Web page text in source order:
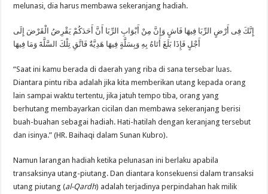
melunasi, dia harus membawa sekeranjang hadiah.
إِنَّكَ فِى أَرْضٍ الرِّبَا فِيهَا فَاشٍ وَإِنَّ مِنْ أَبْوَابِ الرِّبَا أَنَّ أَحَدَكُمْ يَقْرِضُ الْقَرْضَ إِلَى
أَجْلٍ فَإِذَا بَلَغَ أَتَاهُ بِهِ وَبِسَلَّةٍ فِيهَا هَدِيَّةٌ فَاتَّقِ تِلْكَ السَّلَّةَ وَمَا فِيهَا
“Saat ini kamu berada di daerah yang riba di sana tersebar luas.
Diantara pintu riba adalah jika kita memberikan utang kepada orang
lain sampai waktu tertentu, jika jatuh tempo tiba, orang yang
berhutang membayarkan cicilan dan membawa sekeranjang berisi
buah-buahan sebagai hadiah. Hati-hatilah dengan keranjang tersebut
dan isinya.” (HR. Baihaqi dalam Sunan Kubro).
Namun larangan hadiah ketika pelunasan ini berlaku apabila
transaksinya utang-piutang. Dan diantara konsekuensi dalam transaksi
utang piutang (al-Qardh) adalah terjadinya perpindahan hak milik